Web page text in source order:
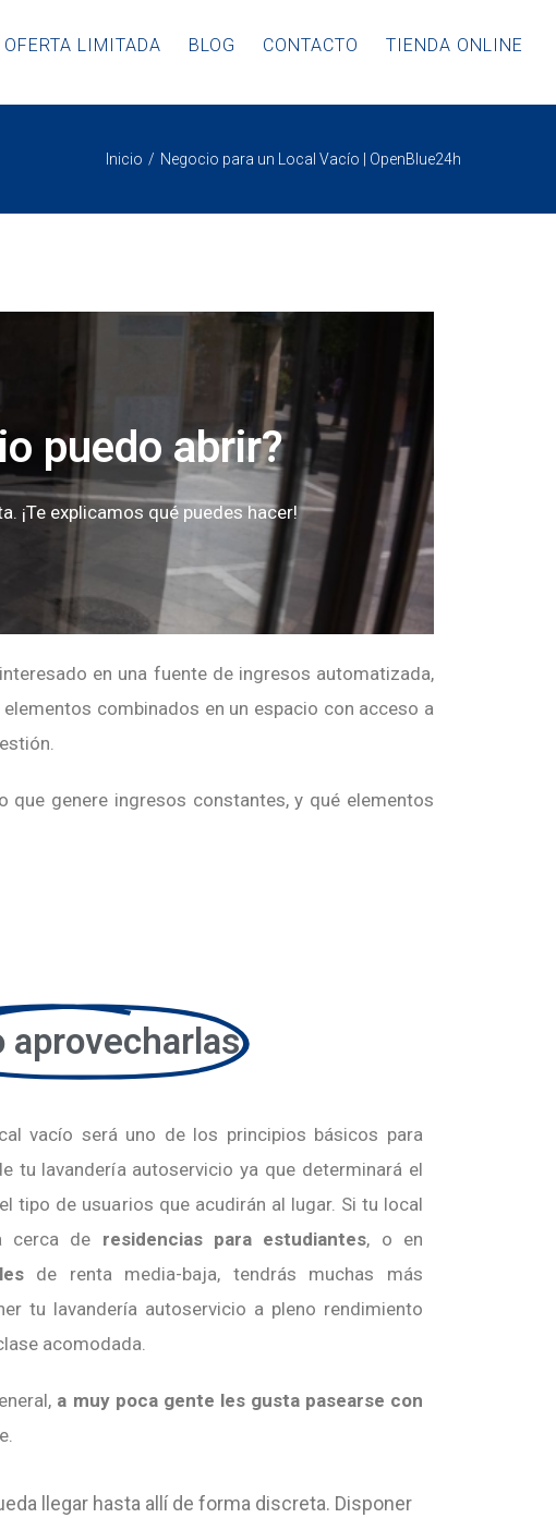
OFERTA LIMITADA BLOG CONTACTO TIENDA ONLINE
Inicio Negocio para un Local Vacío | OpenBlue24h
puedo abrir?
¡Te explicamos qué puedes hacer!
en una fuente de ingresos automatizada,
combinados en un espacio con acceso a
que genere ingresos constantes, y qué elementos
aprovecharlas
vacío será uno de los principios básicos para
tu lavandería autoservicio ya que determinará el
tipo de usuarios que acudirán al lugar. Si tu local
cerca de residencias para estudiantes, o en
de renta media-baja, tendrás muchas más
tu lavandería autoservicio a pleno rendimiento
acomodada.
a muy poca gente les gusta pasearse con
llegar hasta allí de forma discreta. Disponer